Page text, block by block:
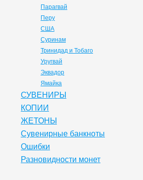
Парагвай
Перу
США
Суринам
Тринидад и Тобаго
Уругвай
Эквадор
Ямайка
СУВЕНИРЫ
КОПИИ
ЖЕТОНЫ
Сувенирные банкноты
Ошибки
Разновидности монет